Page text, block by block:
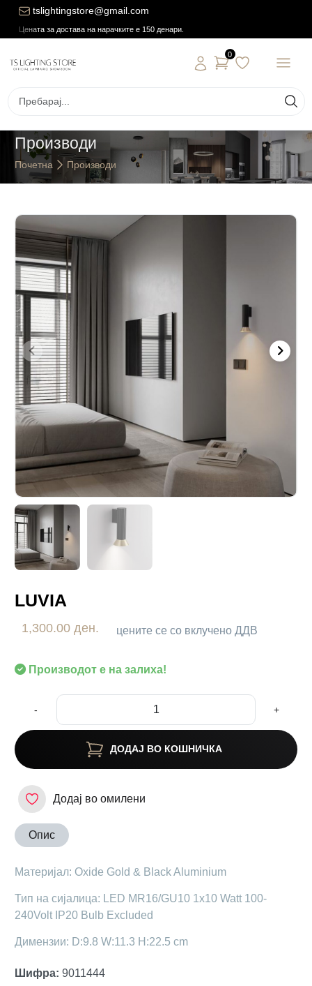
tslightingstore@gmail.com
Цената за достава на нарачките е 150 денари.
0
Производи
Почетна Производи
LUVIA
1,300.00 ден. цените се со вклучено ДДВ
Производот е на залиха!
- +
ДОДАЈ ВО КОШНИЧКА
Додај во омилени
Опис
Материјал: Oxide Gold & Black Aluminium
Тип на сијалица: LED MR16/GU10 1x10 Watt 100-
240Volt IP20 Bulb Excluded
Димензии: D:9.8 W:11.3 H:22.5 cm
Шифра: 9011444